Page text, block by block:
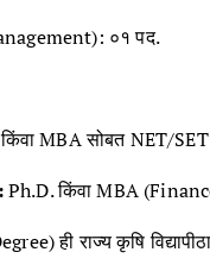
०१ पद.
MBA सोबत NET/SET
Ph.D. किंवा MBA
ही राज्य कृषि